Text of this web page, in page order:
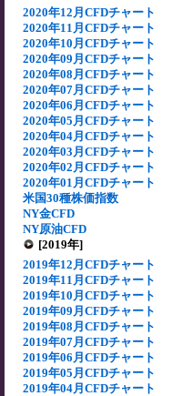
2020年12月CFDチャート
2020年11月CFDチャート
2020年10月CFDチャート
2020年09月CFDチャート
2020年08月CFDチャート
2020年07月CFDチャート
2020年06月CFDチャート
2020年05月CFDチャート
2020年04月CFDチャート
2020年03月CFDチャート
2020年02月CFDチャート
2020年01月CFDチャート
米国30種株価指数
NY金CFD
NY原油CFD
[2019年]
2019年12月CFDチャート
2019年11月CFDチャート
2019年10月CFDチャート
2019年09月CFDチャート
2019年08月CFDチャート
2019年07月CFDチャート
2019年06月CFDチャート
2019年05月CFDチャート
2019年04月CFDチャート